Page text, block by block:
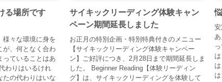
る場所です
様々な環境に身を
が、何となく合わ
っていることはあ
わりはいるけれ
たの代わりはいな
サイキックリーディング体験キャン
ペーン期間延長しました
お正月の特別企画・特別特典付きのメニュー
【サイキックリーディング体験キャンペー
ン】ご好評につき、2月28日まで期間延長しま
した。 Beginner Reading【体験リーディン
グ】は、サイキックリーディングを体験して